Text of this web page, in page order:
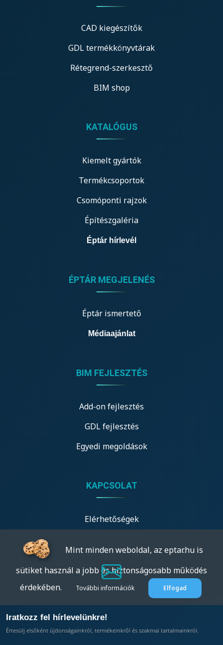
CAD kiegészítők
GDL termékkönyvtárak
Rétegrend-szerkesztő
BIM shop
KATALÓGUS
Kiemelt gyártók
Termékcsoportok
Csomóponti rajzok
Építészgaléria
Éptár hírlevél
ÉPTÁR MEGJELENÉS
Éptár ismertető
Médiaajánlat
BIM FEJLESZTÉS
Add-on fejlesztés
GDL fejlesztés
Egyedi megoldások
KAPCSOLAT
Elérhetőségek
Iratkozz fel hírlevelünkre!
Értesülj elsőként újdonságainkról, termékeinkről és szakmai tartalmainkról.
Mint minden weboldal, az eptar.hu is
sütiket használ a jobb és biztonságosabb működés
érdekében.
További információk Elfogad